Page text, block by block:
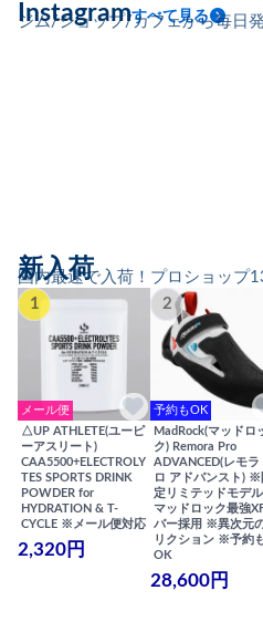
ジム/ショップ/カフェから毎日発
Instagramすべて見る
国内最速で入荷！プロショップ
新入荷
1
メール便
△UP ATHLETE(ユーピ
ーアスリート)
CAA5500+ELECTROLY
TES SPORTS DRINK
POWDER for
HYDRATION & T-
CYCLE ※メール便対応
2,320円
2
予約もOK
MadRock(マッドロ
ク) Remora Pro
ADVANCED(レモラ
ロ アドバンスト) ※
定リミテッドモデ
マッドロック最強
バー採用 ※異次元
リクション ※予約
OK
28,600円